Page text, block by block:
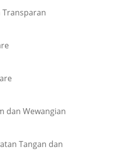
Transparan
dan Wewangian
Tangan dan
personal inquiry?